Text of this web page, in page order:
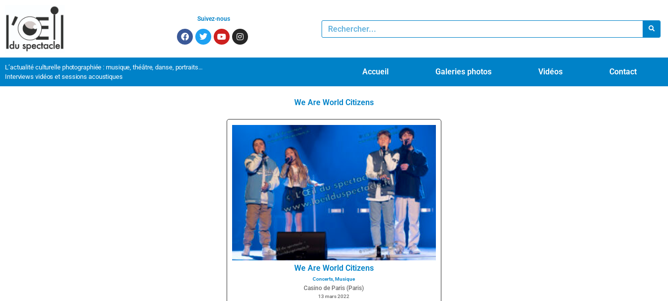
Suivez-nous
L’actualité culturelle photographiée : musique, théâtre, danse, portraits…
Interviews vidéos et sessions acoustiques
Accueil Galeries photos Vidéos Contact
We Are World Citizens
We Are World Citizens
Concerts, Musique
Casino de Paris (Paris)
13 mars 2022